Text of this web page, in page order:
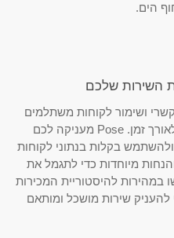
הים.
השירות שלכם
ושימור לקוחות משתלמים
להגדלת המכירות לאורך זמן. Pose מעניקה לכם
בקלות בנתוני לקוחות
מיוחדות כדי לתגמל את
במהירות להיסטוריית המכירות
להעניק שירות מושכל ומותאם